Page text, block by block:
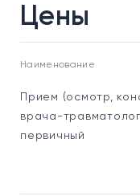
Цены
Наименование
Прием (осмотр,
врача-
первичный